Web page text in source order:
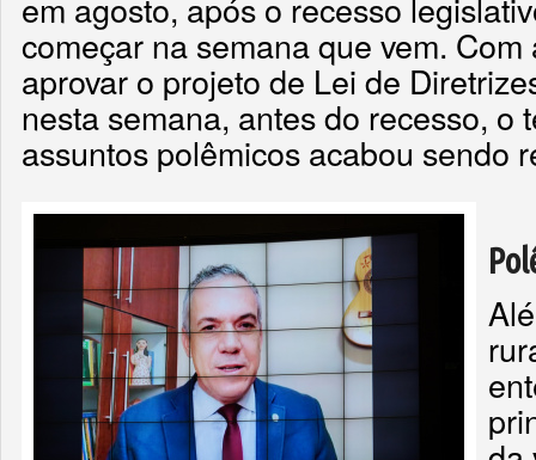
começar na semana que vem.
aprovar o projeto de Lei de
nesta semana, antes do recesso, o
assuntos polêmicos acabou sendo